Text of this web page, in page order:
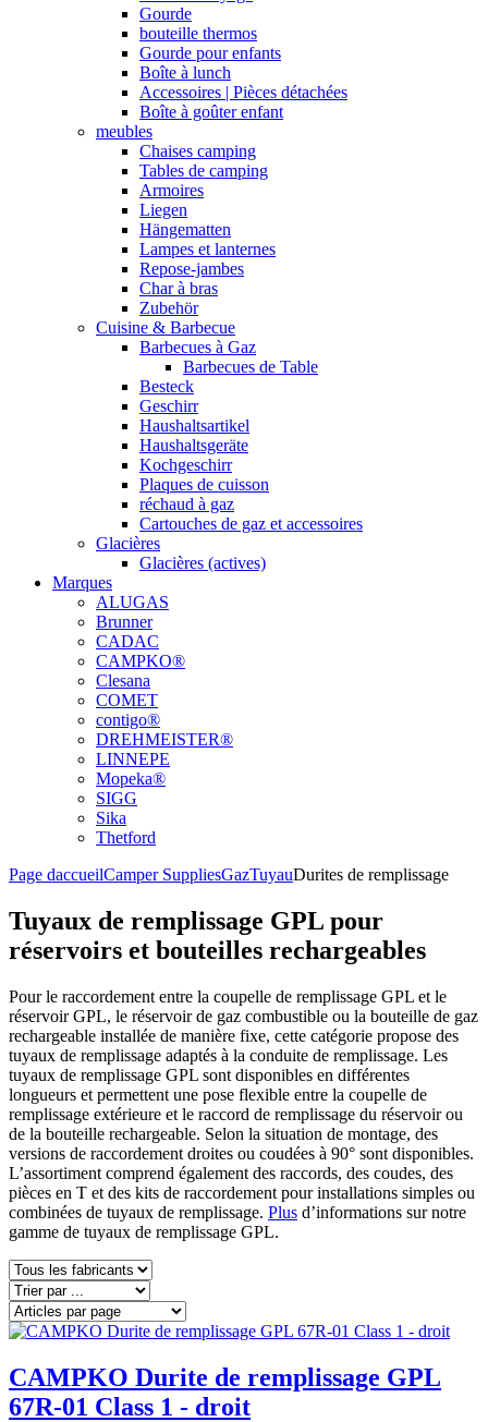
Gourde
bouteille thermos
Gourde pour enfants
Boîte à lunch
Accessoires | Pièces détachées
Boîte à goûter enfant
meubles
Chaises camping
Tables de camping
Armoires
Liegen
Hängematten
Lampes et lanternes
Repose-jambes
Char à bras
Zubehör
Cuisine & Barbecue
Barbecues à Gaz
Barbecues de Table
Besteck
Geschirr
Haushaltsartikel
Haushaltsgeräte
Kochgeschirr
Plaques de cuisson
réchaud à gaz
Cartouches de gaz et accessoires
Glacières
Glacières (actives)
Marques
ALUGAS
Brunner
CADAC
CAMPKO®
Clesana
COMET
contigo®
DREHMEISTER®
LINNEPE
Mopeka®
SIGG
Sika
Thetford
Page daccueilCamper SuppliesGazTuyauDurites de remplissage
Tuyaux de remplissage GPL pour
réservoirs et bouteilles rechargeables
Pour le raccordement entre la coupelle de remplissage GPL et le
réservoir GPL, le réservoir de gaz combustible ou la bouteille de gaz
rechargeable installée de manière fixe, cette catégorie propose des
tuyaux de remplissage adaptés à la conduite de remplissage. Les
tuyaux de remplissage GPL sont disponibles en différentes
longueurs et permettent une pose flexible entre la coupelle de
remplissage extérieure et le raccord de remplissage du réservoir ou
de la bouteille rechargeable. Selon la situation de montage, des
versions de raccordement droites ou coudées à 90° sont disponibles.
L’assortiment comprend également des raccords, des coudes, des
pièces en T et des kits de raccordement pour installations simples ou
combinées de tuyaux de remplissage. Plus d’informations sur notre
gamme de tuyaux de remplissage GPL.
CAMPKO Durite de remplissage GPL
67R-01 Class 1 - droit